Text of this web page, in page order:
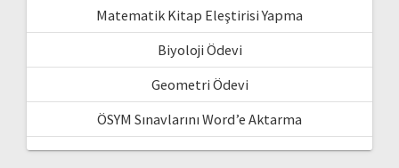
Matematik Kitap Eleştirisi Yapma
Biyoloji Ödevi
Geometri Ödevi
ÖSYM Sınavlarını Word’e Aktarma